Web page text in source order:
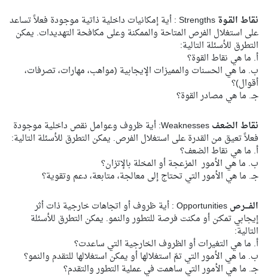
نقاط القـوة
Strengths : أية إمكانيات داخلية ذاتية موجودة فعلاً تساعد
على استغلال الفرص المتاحة والممكنة وعلى مكافحة التهديدات. يمكن
التطرق للأسئلة التالية:
أ‌. ما هي نقاط القوة؟
ب‌. ما هي الحسنات والمميزات الإيجابية (مواهب، مهارات، تصرفات،
أقوال)؟
جـ. ما هي مصادر القوة؟
نقاط الضعف
Weaknesses: أية ظروف وعوامل نقص داخلية موجودة
فعلاً تعيق من القدرة على استغلال الفرص. يمكن التطرق للأسئلة التالية:
أ. ما هي نقاط الضعف؟
ب‌. ما هي الأمور المزعجة أو المخلة بالإتزان؟
جـ. ما هي الأمور التي تحتاج إلى معالجة، متابعة، دعم وتقوية؟
الفـــرص
Opportunities : أية ظروف أو اتجاهات خارجية ذات أثر
إيجابي تمكـّن أو مكنت فرصة للتطور والنمو. يمكن التطرق للأسئلة
التالية:
أ. ما هي التغيرات أو الظروف الخارجية التي ساعدت؟
ب. ما هي الأمور التي تمّ استغلالها أو يمكن استغلالها للتقدم والنمو؟
جـ. ما هي الأمور التي ساهمت في عملية التطور والتقدم؟